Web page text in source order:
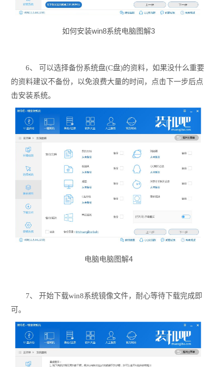
如何安装win8系统电脑图解3
6、 可以选择备份系统盘(C盘)的资料，如果没什么重要
的资料建议不备份，以免浪费大量的时间，点击下一步后点
击安装系统。
电脑电脑图解4
7、 开始下载win8系统镜像文件，耐心等待下载完成即
可。